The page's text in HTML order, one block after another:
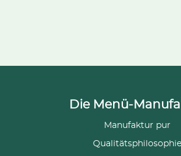
Die Menü-
Manufaktur pur
Qualitätsphilosophie